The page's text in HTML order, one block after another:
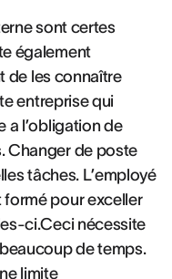
sont certes
également
de les connaître
entreprise qui
a l’obligation de
Changer de poste
tâches. L’employé
pour exceller
ci.Ceci nécessite
de temps.
limite